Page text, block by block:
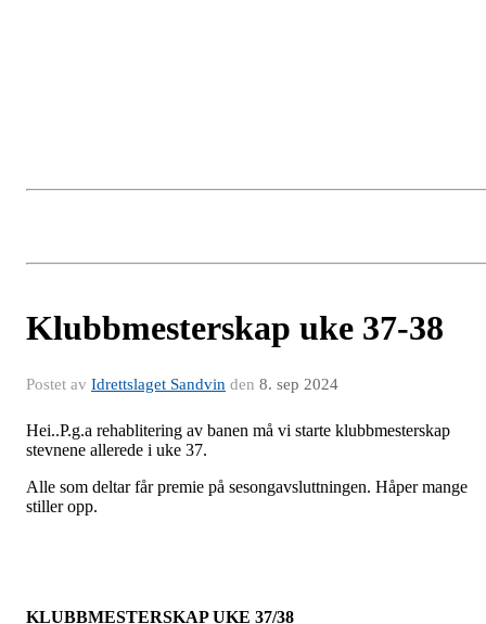
Klubbmesterskap uke 37-38
Postet av Idrettslaget Sandvin den 8. sep 2024
Hei..P.g.a rehablitering av banen må vi starte klubbmesterskap
stevnene allerede i uke 37.
Alle som deltar får premie på sesongavsluttningen. Håper mange
stiller opp.
KLUBBMESTERSKAP UKE 37/38